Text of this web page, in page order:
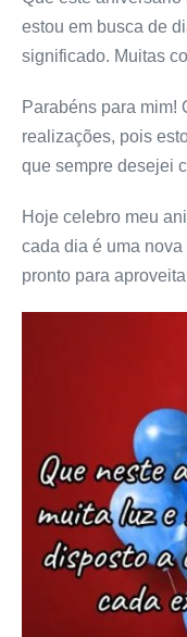
estou em busca de
significado. Muitas
Parabéns para mim!
realizações, pois
que sempre desejei
Hoje celebro meu
cada dia é uma
pronto para